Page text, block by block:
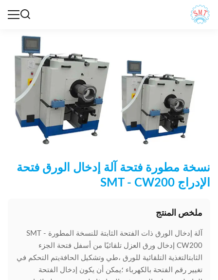
نسخة مطورة فتحة آلة إدخال الورق فتحة
الإدراج SMT - CW200
ملخص المنتج
آلة إدخال الورق ذات الفتحة الثابتة للنسخة المطورة SMT -
CW200 إدخال ورق العزل تلقائيًا من أسفل فتحة الجزء
الثابتالتغذية التلقائية للورق ،طي وتشكيل الحافةيتم التحكم في
تغيير رقم الفتحة بالكهرباء ؛يمكن أن يكون إدخال الفتحة